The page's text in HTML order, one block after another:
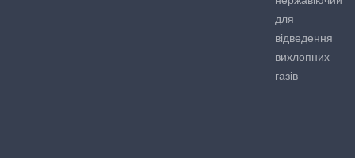
для
відведення
вихлопних
газів